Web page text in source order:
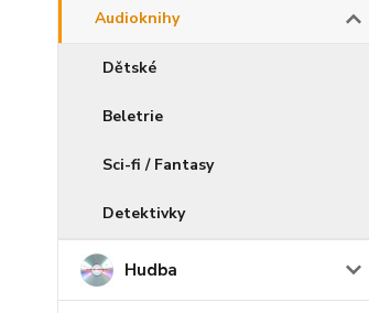
Audioknihy
Dětské
Beletrie
Sci-fi / Fantasy
Detektivky
Hudba